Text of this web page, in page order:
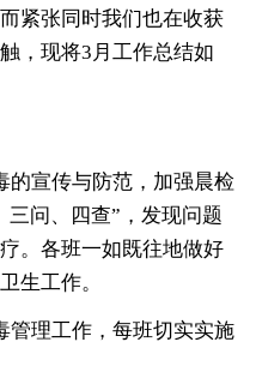
紧张同时我们也在收获
，现将3月工作总结如
的宣传与防范，加强晨检
三问、四查”，发现问题
。各班一如既往地做好
生工作。
管理工作，每班切实实施